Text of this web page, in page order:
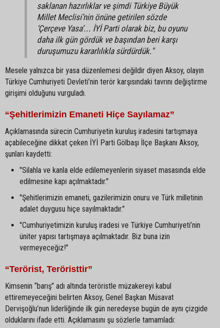
saklanan hazırlıklar ve şimdi Türkiye Büyük
Millet Meclisi’nin önüne getirilen sözde
‘Çerçeve Yasa’... İYİ Parti olarak biz, bu oyunu
daha ilk gün gördük ve başından beri karşı
duruşumuzu kararlılıkla sürdürdük."
Mesele yalnızca bir yasa düzenlemesi değildir diyen Aksoy, olayın
Türkiye Cumhuriyeti Devleti’nin terör karşısındaki tavrını değiştirme
girişimi olduğunu vurguladı.
“Şehitlerimizin Emaneti Hiçe Sayılamaz”
Açıklamasında sürecin Cumhuriyetin kuruluş iradesini tartışmaya
açabileceğine dikkat çeken İYİ Parti Gölbaşı İlçe Başkanı Aksoy,
şunları kaydetti:
"Silahla ve kanla elde edilemeyenlerin siyaset masasında elde
edilmesine kapı açılmaktadır."
"Şehitlerimizin emaneti, gazilerimizin onuru ve Türk milletinin
adalet duygusu hiçe sayılmaktadır."
"Cumhuriyetimizin kuruluş iradesi ve Türkiye Cumhuriyeti’nin
üniter yapısı tartışmaya açılmaktadır. Biz buna izin
vermeyeceğiz!"
“Terörist, Teröristtir”
Kimsenin “barış” adı altında teröristle müzakereyi kabul
ettiremeyeceğini belirten Aksoy, Genel Başkan Müsavat
Dervişoğlu’nun liderliğinde ilk gün neredeyse bugün de aynı çizgide
olduklarını ifade etti. Açıklamasını şu sözlerle tamamladı: